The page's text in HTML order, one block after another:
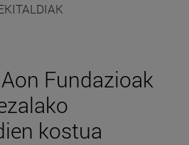
Fundazioak
kostua